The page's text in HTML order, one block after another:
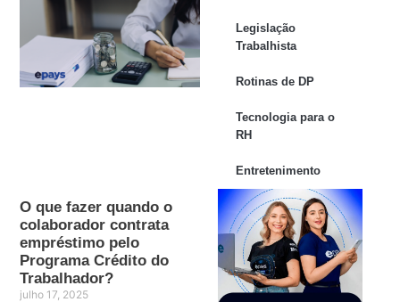
O que fazer quando o
colaborador contrata
empréstimo pelo
Programa Crédito do
Trabalhador?
julho 17, 2025
Legislação
Trabalhista
Rotinas de DP
Tecnologia para o
RH
Entretenimento